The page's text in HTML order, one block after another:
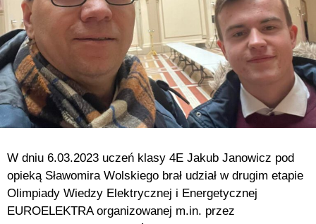
W dniu 6.03.2023 uczeń klasy 4E Jakub Janowicz pod
opieką Sławomira Wolskiego brał udział w drugim etapie
Olimpiady Wiedzy Elektrycznej i Energetycznej
EUROELEKTRA organizowanej m.in. przez